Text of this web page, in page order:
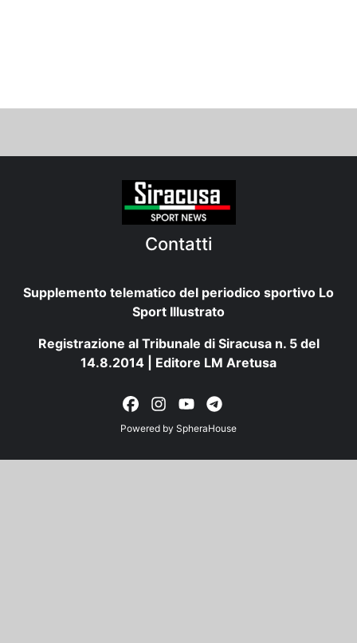
Contatti
Supplemento telematico del periodico sportivo Lo
Sport Illustrato
Registrazione al Tribunale di Siracusa n. 5 del
14.8.2014 | Editore LM Aretusa
Powered by SpheraHouse